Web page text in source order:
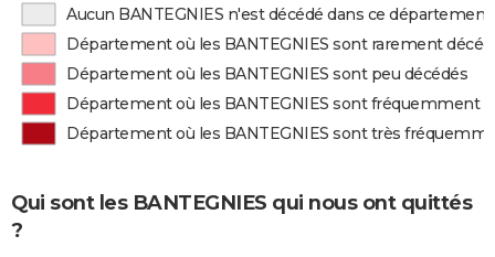
Aucun BANTEGNIES n'est décédé dans ce département
Département où les BANTEGNIES sont rarement
Département où les BANTEGNIES sont peu décédés
Département où les BANTEGNIES sont fréquemment
Département où les BANTEGNIES sont très
Qui sont les BANTEGNIES qui nous ont quittés
?